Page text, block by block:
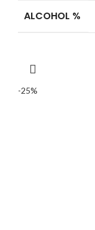
ALCOHOL %
-25%